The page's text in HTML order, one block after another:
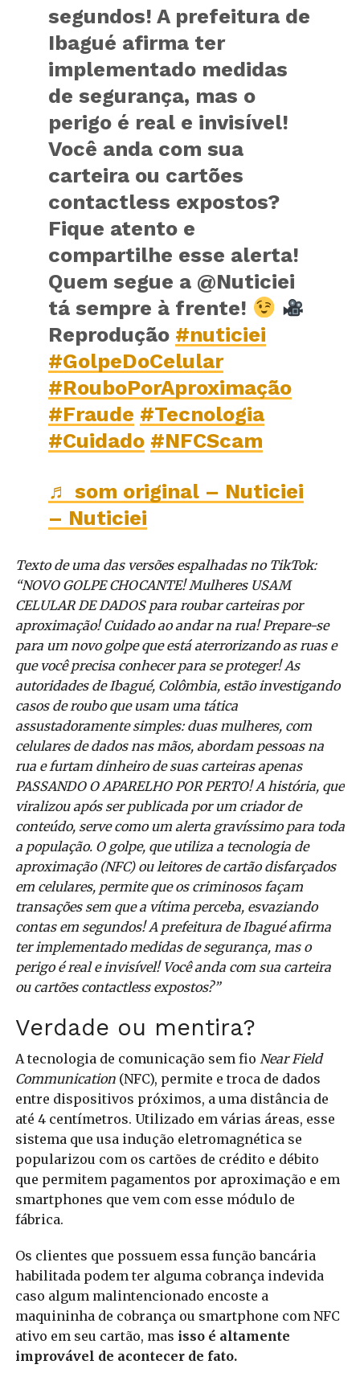
segundos! A prefeitura de
Ibagué afirma ter
implementado medidas
de segurança, mas o
perigo é real e invisível!
Você anda com sua
carteira ou cartões
contactless expostos?
Fique atento e
compartilhe esse alerta!
Quem segue a @Nuticiei
tá sempre à frente!
Reprodução #nuticiei
#GolpeDoCelular
#RouboPorAproximação
#Fraude #Tecnologia
#Cuidado #NFCScam
♬ som original – Nuticiei
– Nuticiei
Texto de uma das versões espalhadas no TikTok:
“NOVO GOLPE CHOCANTE! Mulheres USAM
CELULAR DE DADOS para roubar carteiras por
aproximação! Cuidado ao andar na rua! Prepare-se
para um novo golpe que está aterrorizando as ruas e
que você precisa conhecer para se proteger! As
autoridades de Ibagué, Colômbia, estão investigando
casos de roubo que usam uma tática
assustadoramente simples: duas mulheres, com
celulares de dados nas mãos, abordam pessoas na
rua e furtam dinheiro de suas carteiras apenas
PASSANDO O APARELHO POR PERTO! A história, que
viralizou após ser publicada por um criador de
conteúdo, serve como um alerta gravíssimo para toda
a população. O golpe, que utiliza a tecnologia de
aproximação (NFC) ou leitores de cartão disfarçados
em celulares, permite que os criminosos façam
transações sem que a vítima perceba, esvaziando
contas em segundos! A prefeitura de Ibagué afirma
ter implementado medidas de segurança, mas o
perigo é real e invisível! Você anda com sua carteira
ou cartões contactless expostos?”
Verdade ou mentira?
A tecnologia de comunicação sem fio Near Field
Communication(NFC), permite e troca de dados
entre dispositivos próximos, a uma distância de
até 4 centímetros. Utilizado em várias áreas, esse
sistema que usa indução eletromagnética se
popularizou com os cartões de crédito e débito
que permitem pagamentos por aproximação e em
smartphones que vem com esse módulo de
fábrica.
Os clientes que possuem essa função bancária
habilitada podem ter alguma cobrança indevida
caso algum malintencionado encoste a
maquininha de cobrança ou smartphone com NFC
ativo em seu cartão, mas isso é altamente
improvável de acontecer de fato.